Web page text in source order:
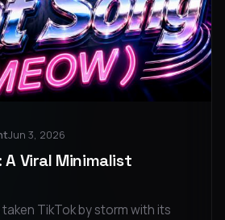
Jun 3, 2026
A Viral Minimalist
TikTok by storm with its